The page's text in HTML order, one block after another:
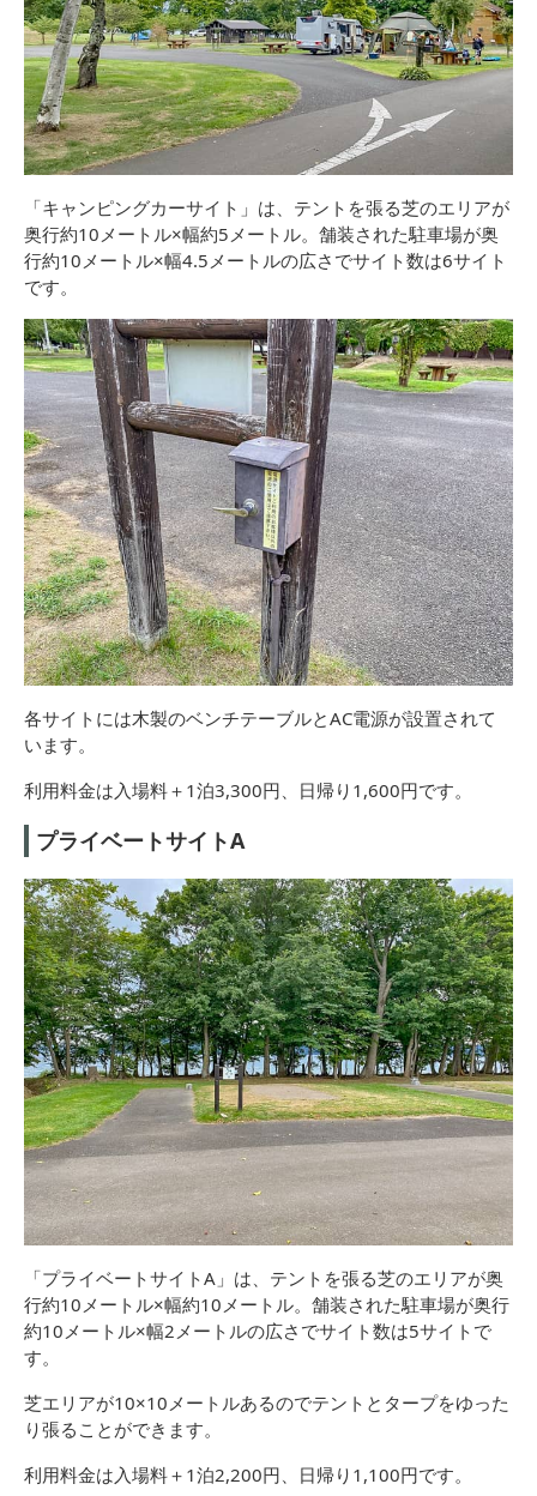
「キャンピングカーサイト」は、テントを張る芝のエリアが
奥行約10メートル×幅約5メートル。舗装された駐車場が奥
行約10メートル×幅4.5メートルの広さでサイト数は6サイト
です。
各サイトには木製のベンチテーブルとAC電源が設置されて
います。
利用料金は入場料＋1泊3,300円、日帰り1,600円です。
プライベートサイトA
「プライベートサイトA」は、テントを張る芝のエリアが奥
行約10メートル×幅約10メートル。舗装された駐車場が奥行
約10メートル×幅2メートルの広さでサイト数は5サイトで
す。
芝エリアが10×10メートルあるのでテントとタープをゆった
り張ることができます。
利用料金は入場料＋1泊2,200円、日帰り1,100円です。